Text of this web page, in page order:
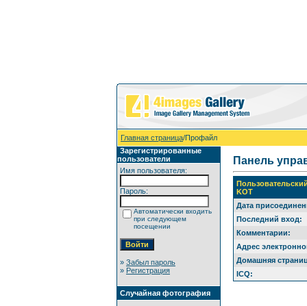
Главная страница/Профайл
Зарегистрированные
пользователи
Имя пользователя:
Пароль:
Автоматически входить
при следующем
посещении
» Забыл пароль
» Регистрация
Случайная фотография
Панель
KOT
Дата
Последний вход:
Комментарии:
Адрес
Домашняя
ICQ: